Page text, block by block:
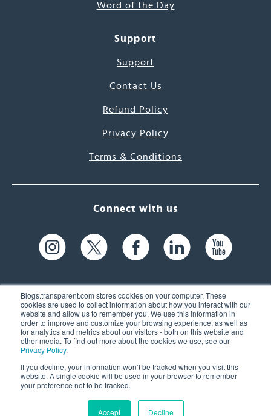
Blogs.transparent.com stores cookies on your computer. These
cookies are used to collect information about how you interact with our
website and allow us to remember you. We use this information in
order to improve and customize your browsing experience, as well as
for analytics and metrics about our visitors - both on this website and
other media. To find out more about the cookies we use, see our
Privacy Policy.
If you decline, your information won’t be tracked when you visit this
website. A single cookie will be used in your browser to remember
your preference not to be tracked.
Accept Decline
Word of the Day
Support
Support
Contact Us
Refund Policy
Privacy Policy
Terms & Conditions
Connect with us
61 Spit Brook Rd, Suite 104,
Nashua, NH 03060 USA
(603) 262-6300